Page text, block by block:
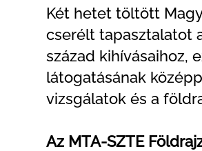
Két hetet töltött
cserélt tapasztalatot
század kihívásaihoz,
látogatásának
vizsgálatok és a
Az MTA-SZTE